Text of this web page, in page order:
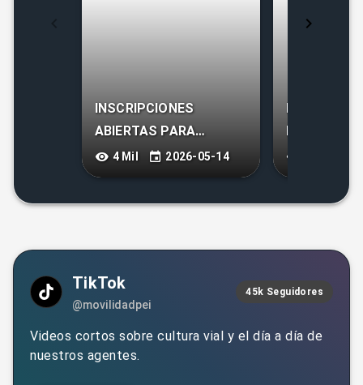
INSCRIPCIONES
ABIERTAS PARA
NUESTRA ESCUELA DE
ENSEÑANZA
4 Mil 2026-05-14
HAZ TUS
MANERA
SENCILLA Y
EL
MOVILIDAD
TikTok
@movilidadpei
45k Seguidores
Videos cortos sobre cultura vial y el día a día de
nuestros agentes.